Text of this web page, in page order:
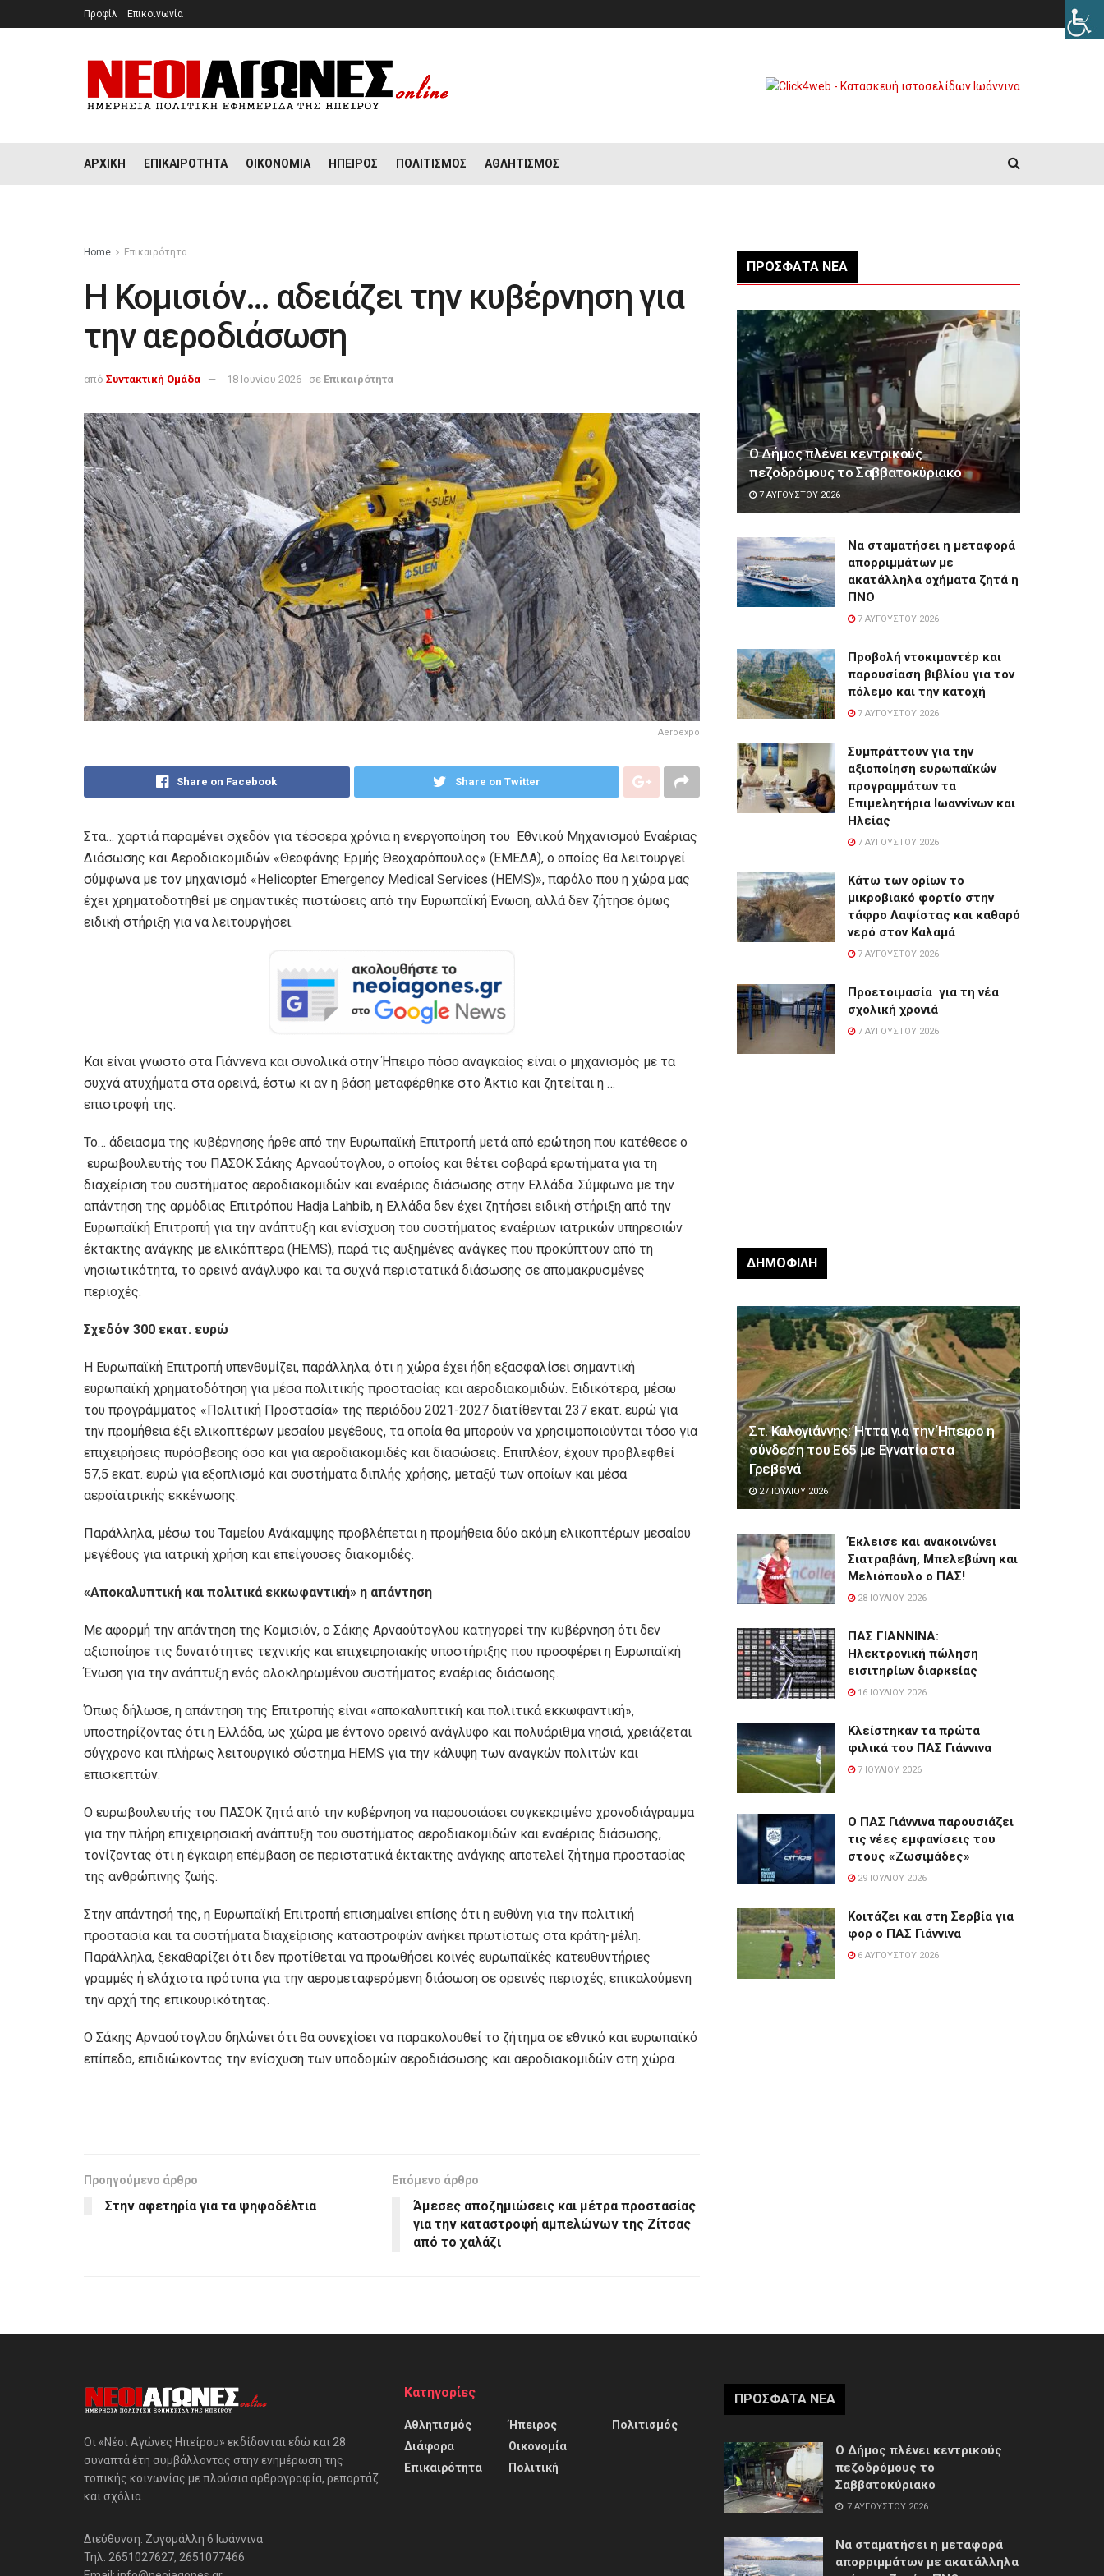
Προφίλ Επικοινωνία
ΑΡΧΙΚΉ ΕΠΙΚΑΙΡΌΤΗΤΑ ΟΙΚΟΝΟΜΊΑ ΉΠΕΙΡΟΣ ΠΟΛΙΤΙΣΜΌΣ ΑΘΛΗΤΙΣΜΌΣ
Home Επικαιρότητα
Η Κομισιόν… αδειάζει την κυβέρνηση για
την αεροδιάσωση
από Συντακτική Ομάδα 18 Ιουνίου 2026 σε Επικαιρότητα
Aeroexpo
Share on Facebook Share on Twitter
Στα… χαρτιά παραμένει σχεδόν για τέσσερα χρόνια η ενεργοποίηση του Εθνικού Μηχανισμού Εναέριας
Διάσωσης και Αεροδιακομιδών «Θεοφάνης Ερμής Θεοχαρόπουλος» (ΕΜΕΔΑ), ο οποίος θα λειτουργεί
σύμφωνα με τον μηχανισμό «Helicopter Emergency Medical Services (HEMS)», παρόλο που η χώρα μας
έχει χρηματοδοτηθεί με σημαντικές πιστώσεις από την Ευρωπαϊκή Ένωση, αλλά δεν ζήτησε όμως
ειδική στήριξη για να λειτουργήσει.
Και είναι γνωστό στα Γιάννενα και συνολικά στην Ήπειρο πόσο αναγκαίος είναι ο μηχανισμός με τα
συχνά ατυχήματα στα ορεινά, έστω κι αν η βάση μεταφέρθηκε στο Άκτιο και ζητείται η …
επιστροφή της.
Το… άδειασμα της κυβέρνησης ήρθε από την Ευρωπαϊκή Επιτροπή μετά από ερώτηση που κατέθεσε ο
ευρωβουλευτής του ΠΑΣΟΚ Σάκης Αρναούτογλου, ο οποίος και θέτει σοβαρά ερωτήματα για τη
διαχείριση του συστήματος αεροδιακομιδών και εναέριας διάσωσης στην Ελλάδα. Σύμφωνα με την
απάντηση της αρμόδιας Επιτρόπου Hadja Lahbib, η Ελλάδα δεν έχει ζητήσει ειδική στήριξη από την
Ευρωπαϊκή Επιτροπή για την ανάπτυξη και ενίσχυση του συστήματος εναέριων ιατρικών υπηρεσιών
έκτακτης ανάγκης με ελικόπτερα (HEMS), παρά τις αυξημένες ανάγκες που προκύπτουν από τη
νησιωτικότητα, το ορεινό ανάγλυφο και τα συχνά περιστατικά διάσωσης σε απομακρυσμένες
περιοχές.
Σχεδόν 300 εκατ. ευρώ
Η Ευρωπαϊκή Επιτροπή υπενθυμίζει, παράλληλα, ότι η χώρα έχει ήδη εξασφαλίσει σημαντική
ευρωπαϊκή χρηματοδότηση για μέσα πολιτικής προστασίας και αεροδιακομιδών. Ειδικότερα, μέσω
του προγράμματος «Πολιτική Προστασία» της περιόδου 2021-2027 διατίθενται 237 εκατ. ευρώ για
την προμήθεια έξι ελικοπτέρων μεσαίου μεγέθους, τα οποία θα μπορούν να χρησιμοποιούνται τόσο για
επιχειρήσεις πυρόσβεσης όσο και για αεροδιακομιδές και διασώσεις. Επιπλέον, έχουν προβλεφθεί
57,5 εκατ. ευρώ για εξοπλισμό και συστήματα διπλής χρήσης, μεταξύ των οποίων και μέσα
αεροϊατρικής εκκένωσης.
Παράλληλα, μέσω του Ταμείου Ανάκαμψης προβλέπεται η προμήθεια δύο ακόμη ελικοπτέρων μεσαίου
μεγέθους για ιατρική χρήση και επείγουσες διακομιδές.
«Αποκαλυπτική και πολιτικά εκκωφαντική» η απάντηση
Με αφορμή την απάντηση της Κομισιόν, ο Σάκης Αρναούτογλου κατηγορεί την κυβέρνηση ότι δεν
αξιοποίησε τις δυνατότητες τεχνικής και επιχειρησιακής υποστήριξης που προσφέρει η Ευρωπαϊκή
Ένωση για την ανάπτυξη ενός ολοκληρωμένου συστήματος εναέριας διάσωσης.
Όπως δήλωσε, η απάντηση της Επιτροπής είναι «αποκαλυπτική και πολιτικά εκκωφαντική»,
υποστηρίζοντας ότι η Ελλάδα, ως χώρα με έντονο ορεινό ανάγλυφο και πολυάριθμα νησιά, χρειάζεται
σύγχρονο και πλήρως λειτουργικό σύστημα HEMS για την κάλυψη των αναγκών πολιτών και
επισκεπτών.
Ο ευρωβουλευτής του ΠΑΣΟΚ ζητά από την κυβέρνηση να παρουσιάσει συγκεκριμένο χρονοδιάγραμμα
για την πλήρη επιχειρησιακή ανάπτυξη του συστήματος αεροδιακομιδών και εναέριας διάσωσης,
τονίζοντας ότι η έγκαιρη επέμβαση σε περιστατικά έκτακτης ανάγκης αποτελεί ζήτημα προστασίας
της ανθρώπινης ζωής.
Στην απάντησή της, η Ευρωπαϊκή Επιτροπή επισημαίνει επίσης ότι η ευθύνη για την πολιτική
προστασία και τα συστήματα διαχείρισης καταστροφών ανήκει πρωτίστως στα κράτη-μέλη.
Παράλληλα, ξεκαθαρίζει ότι δεν προτίθεται να προωθήσει κοινές ευρωπαϊκές κατευθυντήριες
γραμμές ή ελάχιστα πρότυπα για την αερομεταφερόμενη διάσωση σε ορεινές περιοχές, επικαλούμενη
την αρχή της επικουρικότητας.
Ο Σάκης Αρναούτογλου δηλώνει ότι θα συνεχίσει να παρακολουθεί το ζήτημα σε εθνικό και ευρωπαϊκό
επίπεδο, επιδιώκοντας την ενίσχυση των υποδομών αεροδιάσωσης και αεροδιακομιδών στη χώρα.
Προηγούμενο άρθρο
Στην αφετηρία για τα ψηφοδέλτια
Επόμενο άρθρο
Άμεσες αποζημιώσεις και μέτρα προστασίας
για την καταστροφή αμπελώνων της Ζίτσας
από το χαλάζι
ΠΡΌΣΦΑΤΑ ΝΈΑ
Ο Δήμος πλένει κεντρικούς
πεζοδρόμους το Σαββατοκύριακο
7 ΑΥΓΟΎΣΤΟΥ 2026
Να σταματήσει η μεταφορά
απορριμμάτων με
ακατάλληλα οχήματα ζητά η
ΠΝΟ
7 ΑΥΓΟΎΣΤΟΥ 2026
Προβολή ντοκιμαντέρ και
παρουσίαση βιβλίου για τον
πόλεμο και την κατοχή
7 ΑΥΓΟΎΣΤΟΥ 2026
Συμπράττουν για την
αξιοποίηση ευρωπαϊκών
προγραμμάτων τα
Επιμελητήρια Ιωαννίνων και
Ηλείας
7 ΑΥΓΟΎΣΤΟΥ 2026
Κάτω των ορίων το
μικροβιακό φορτίο στην
τάφρο Λαψίστας και καθαρό
νερό στον Καλαμά
7 ΑΥΓΟΎΣΤΟΥ 2026
Προετοιμασία για τη νέα
σχολική χρονιά
7 ΑΥΓΟΎΣΤΟΥ 2026
ΔΗΜΟΦΙΛΉ
Στ. Καλογιάννης: Ήττα για την Ήπειρο η
σύνδεση του Ε65 με Εγνατία στα
Γρεβενά
27 ΙΟΥΛΊΟΥ 2026
Έκλεισε και ανακοινώνει
Σιατραβάνη, Μπελεβώνη και
Μελιόπουλο ο ΠΑΣ!
28 ΙΟΥΛΊΟΥ 2026
ΠΑΣ ΓΙΑΝΝΙΝΑ:
Hλεκτρονική πώληση
εισιτηρίων διαρκείας
16 ΙΟΥΛΊΟΥ 2026
Κλείστηκαν τα πρώτα
φιλικά του ΠΑΣ Γιάννινα
7 ΙΟΥΛΊΟΥ 2026
Ο ΠΑΣ Γιάννινα παρουσιάζει
τις νέες εμφανίσεις του
στους «Ζωσιμάδες»
29 ΙΟΥΛΊΟΥ 2026
Κοιτάζει και στη Σερβία για
φορ ο ΠΑΣ Γιάννινα
6 ΑΥΓΟΎΣΤΟΥ 2026
Οι «Νέοι Αγώνες Ηπείρου» εκδίδονται εδώ και 28
συναπτά έτη συμβάλλοντας στην ενημέρωση της
τοπικής κοινωνίας με πλούσια αρθρογραφία, ρεπορτάζ
και σχόλια.
Διεύθυνση: Ζυγομάλλη 6 Ιωάννινα
Τηλ: 2651027627, 2651077466
Κατηγορίες
Αθλητισμός
Διάφορα
Επικαιρότητα
Ήπειρος
Οικονομία
Πολιτική
Πολιτισμός
ΠΡΌΣΦΑΤΑ ΝΈΑ
Ο Δήμος πλένει κεντρικούς
πεζοδρόμους το
Σαββατοκύριακο
7 ΑΥΓΟΎΣΤΟΥ 2026
Να σταματήσει η μεταφορά
απορριμμάτων με ακατάλληλα